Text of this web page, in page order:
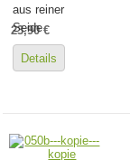
aus reiner
Seide
23,90 €
Details